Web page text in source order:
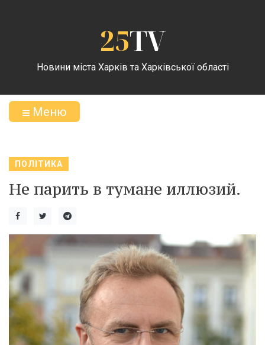
25TV
Новини міста Харків та Харківської області
Меню
ПОЛІТИКА
Не парить в тумане иллюзий.